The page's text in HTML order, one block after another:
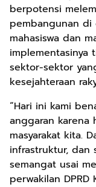
berpotensi
pembangunan di
mahasiswa dan
implementasinya
sektor-sektor
kesejahteraan
“Hari ini kami
anggaran karena
masyarakat kita.
infrastruktur, dan
semangat usai
perwakilan DPRD